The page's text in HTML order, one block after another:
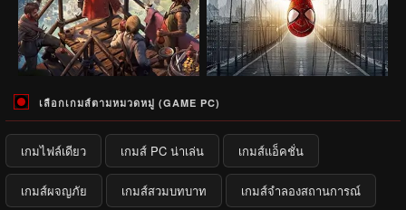
เลือกเกมส์ตามหมวดหมู่ (GAME PC)
เกมไฟล์เดียว เกมส์ PC น่าเล่น เกมส์แอ็คชั่น
เกมส์ผจญภัย เกมส์สวมบทบาท เกมส์จำลองสถานการณ์